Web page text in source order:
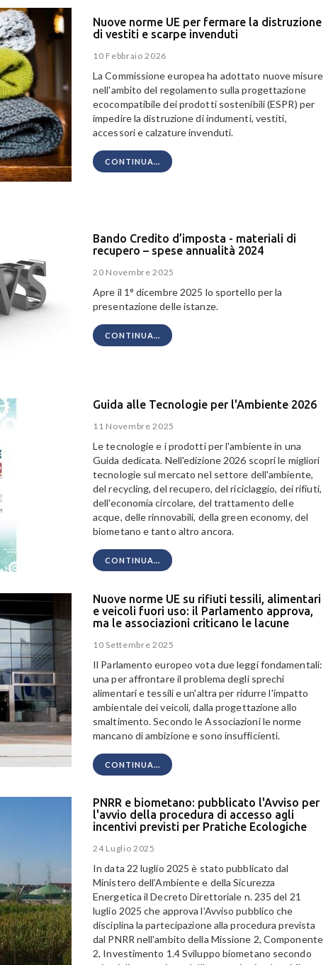
Nuove norme UE per fermare la distruzione
di vestiti e scarpe invenduti
10 Febbraio 2026
La Commissione europea ha adottato nuove misure
nell'ambito del regolamento sulla progettazione
ecocompatibile dei prodotti sostenibili (ESPR) per
impedire la distruzione di indumenti, vestiti,
accessori e calzature invenduti.
CONTINUA...
Bando Credito d’imposta - materiali di
recupero – spese annualità 2024
20 Novembre 2025
Apre il 1° dicembre 2025 lo sportello per la
presentazione delle istanze.
CONTINUA...
Guida alle Tecnologie per l'Ambiente 2026
11 Novembre 2025
Le tecnologie e i prodotti per l'ambiente in una
Guida dedicata. Nell'edizione 2026 scopri le migliori
tecnologie sul mercato nel settore dell'ambiente,
del recycling, del recupero, del riciclaggio, dei rifiuti,
dell'economia circolare, del trattamento delle
acque, delle rinnovabili, della green economy, del
biometano e tanto altro ancora.
CONTINUA...
Nuove norme UE su rifiuti tessili, alimentari
e veicoli fuori uso: il Parlamento approva,
ma le associazioni criticano le lacune
10 Settembre 2025
Il Parlamento europeo vota due leggi fondamentali:
una per affrontare il problema degli sprechi
alimentari e tessili e un'altra per ridurre l'impatto
ambientale dei veicoli, dalla progettazione allo
smaltimento. Secondo le Associazioni le norme
mancano di ambizione e sono insufficienti.
CONTINUA...
PNRR e biometano: pubblicato l'Avviso per
l'avvio della procedura di accesso agli
incentivi previsti per Pratiche Ecologiche
24 Luglio 2025
In data 22 luglio 2025 è stato pubblicato dal
Ministero dell’Ambiente e della Sicurezza
Energetica il Decreto Direttoriale n. 235 del 21
luglio 2025 che approva l’Avviso pubblico che
disciplina la partecipazione alla procedura prevista
dal PNRR nell'ambito della Missione 2, Componente
2, Investimento 1.4Sviluppo biometano secondo